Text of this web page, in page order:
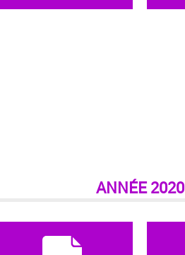
ANNÉE 2020